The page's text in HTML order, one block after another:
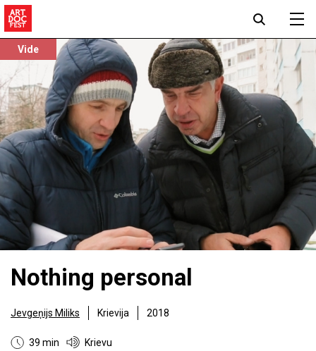
Vide
Nothing personal
Jevgeņijs Miliks Krievija 2018
39 min Krievu